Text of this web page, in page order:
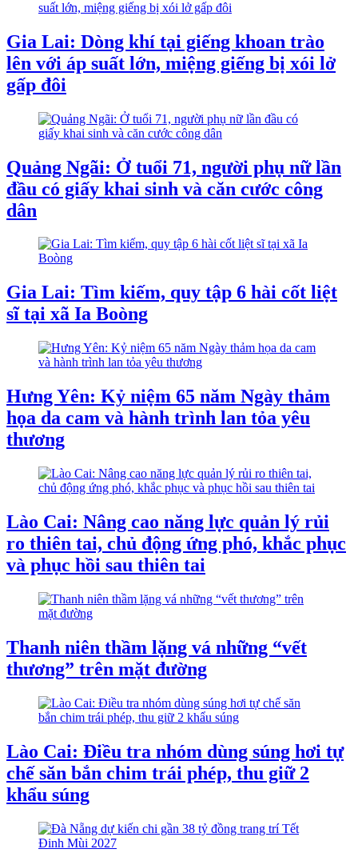
Gia Lai: Dòng khí tại giếng khoan trào
lên với áp suất lớn, miệng giếng bị xói lở
gấp đôi
Quảng Ngãi: Ở tuổi 71, người phụ nữ lần
đầu có giấy khai sinh và căn cước công
dân
Gia Lai: Tìm kiếm, quy tập 6 hài cốt liệt
sĩ tại xã Ia Boòng
Hưng Yên: Kỷ niệm 65 năm Ngày thảm
họa da cam và hành trình lan tỏa yêu
thương
Lào Cai: Nâng cao năng lực quản lý rủi
ro thiên tai, chủ động ứng phó, khắc phục
và phục hồi sau thiên tai
Thanh niên thầm lặng vá những “vết
thương” trên mặt đường
Lào Cai: Điều tra nhóm dùng súng hơi tự
chế săn bắn chim trái phép, thu giữ 2
khẩu súng